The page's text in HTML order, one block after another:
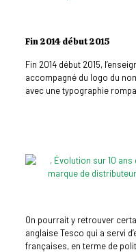
Fin 2014 début 2015
Fin 2014 début 2015,
accompagné du logo du
avec une typographie
On pourrait y retrouver
anglaise Tesco qui a servi
françaises, en terme de